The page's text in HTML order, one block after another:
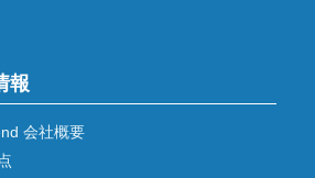
報
会社概要